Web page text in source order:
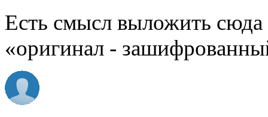
Есть смысл выложить
«оригинал -